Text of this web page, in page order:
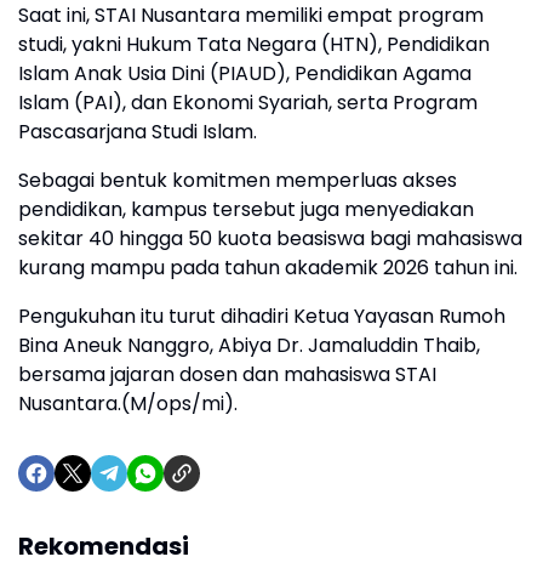
‎Saat ini, STAI Nusantara memiliki empat program
studi, yakni Hukum Tata Negara (HTN), Pendidikan
Islam Anak Usia Dini (PIAUD), Pendidikan Agama
Islam (PAI), dan Ekonomi Syariah, serta Program
Pascasarjana Studi Islam.
‎Sebagai bentuk komitmen memperluas akses
pendidikan, kampus tersebut juga menyediakan
sekitar 40 hingga 50 kuota beasiswa bagi mahasiswa
kurang mampu pada tahun akademik 2026 tahun ini.
‎Pengukuhan itu turut dihadiri Ketua Yayasan Rumoh
Bina Aneuk Nanggro, Abiya Dr. Jamaluddin Thaib,
bersama jajaran dosen dan mahasiswa STAI
Nusantara.(M/ops/mi).
Rekomendasi